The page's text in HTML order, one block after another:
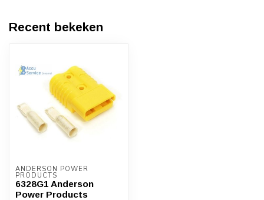
Recent bekeken
ANDERSON POWER
PRODUCTS
6328G1 Anderson
Power Products